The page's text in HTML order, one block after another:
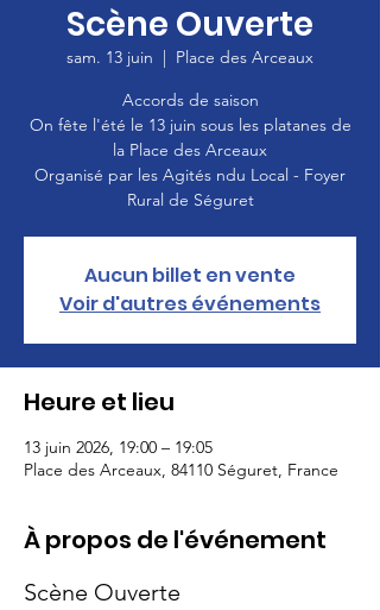
Scène Ouverte
sam. 13 juin
  |
Place des Arceaux
Accords de saison
On fête l'été le 13 juin sous les platanes de
la Place des Arceaux
Organisé par les Agités ndu Local - Foyer
Rural de Séguret
Aucun billet en vente
Voir d'autres événements
Heure et lieu
13 juin 2026, 19:00 – 19:05
Place des Arceaux, 84110 Séguret, France
À propos de l'événement
Scène Ouverte